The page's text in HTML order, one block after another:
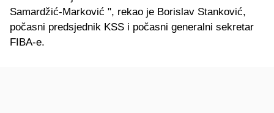
Samardžić-Marković ", rekao je Borislav Stanković,
počasni predsjednik KSS i počasni generalni sekretar
FIBA-e.